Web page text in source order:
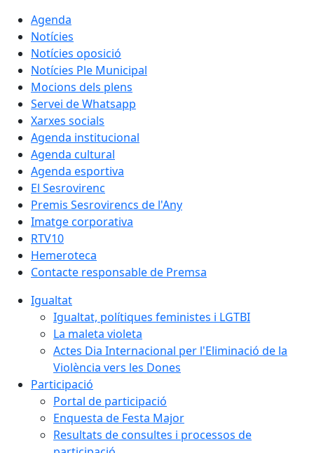
Agenda
Notícies
Notícies oposició
Notícies Ple Municipal
Mocions dels plens
Servei de Whatsapp
Xarxes socials
Agenda institucional
Agenda cultural
Agenda esportiva
El Sesrovirenc
Premis Sesrovirencs de l'Any
Imatge corporativa
RTV10
Hemeroteca
Contacte responsable de Premsa
Igualtat
Igualtat, polítiques feministes i LGTBI
La maleta violeta
Actes Dia Internacional per l'Eliminació de la
Violència vers les Dones
Participació
Portal de participació
Enquesta de Festa Major
Resultats de consultes i processos de